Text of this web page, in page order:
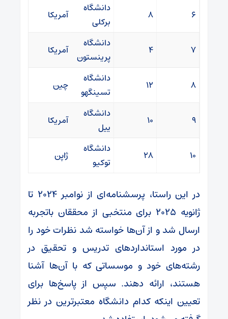
۶ ۸
دانشگاه
برکلی
آمریکا
۷ ۴
دانشگاه
پرینستون
آمریکا
۸ ۱۲
دانشگاه
تسینگهو
چین
۹ ۱۰
دانشگاه
ییل
آمریکا
۱۰ ۲۸
دانشگاه
توکیو
ژاپن
در این راستا، پرسشنامه‌ای از نوامبر ۲۰۲۴ تا
ژانویه ۲۰۲۵ برای منتخبی از محققان باتجربه
ارسال شد و از آن‌ها خواسته شد نظرات خود را
در مورد استانداردهای تدریس و تحقیق در
رشته‌های خود و موسساتی که با آن‌ها آشنا
هستند، ارائه دهند. سپس از پاسخ‌ها برای
تعیین اینکه کدام دانشگاه معتبرترین در نظر